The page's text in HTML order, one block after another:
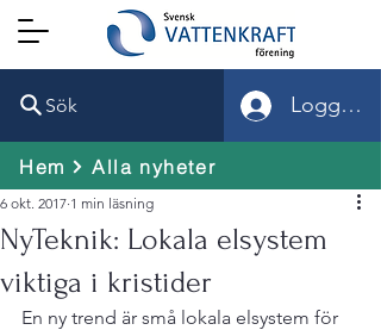
Sök Logga in
Hem Alla nyheter
NyTeknik: Lokala elsystem
viktiga i kristider
6 okt. 2017 1 min läsning
En ny trend är små lokala elsystem för